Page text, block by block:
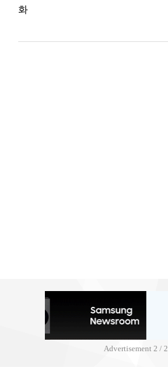
화
Advertisement 2 / 2